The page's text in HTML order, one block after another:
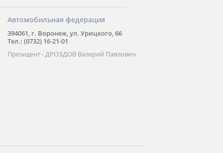
Автомобильная федерация
394061, г. Воронеж, ул. Урицкого, 66
Тел.: (0732) 16-21-01
Президент - ДРОЗДОВ Валерий Павлович